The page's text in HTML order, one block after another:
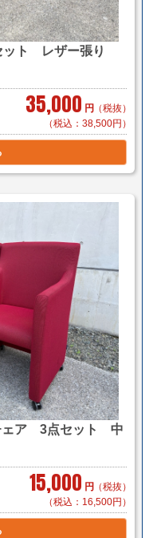
ット レザー張り
35,000 円 （税抜）
（税込：38,500円）
ェア 3点セット 中
15,000 円 （税抜）
（税込：16,500円）